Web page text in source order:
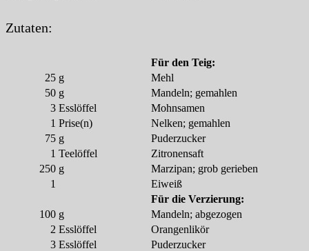
Zutaten:
Für den Teig:
25 g
Mehl
50 g
Mandeln; gemahlen
3 Esslöffel
Mohnsamen
1 Prise(n)
Nelken; gemahlen
75 g
Puderzucker
1 Teelöffel
Zitronensaft
250 g
Marzipan; grob gerieben
1
Eiweiß
Für die Verzierung:
100 g
Mandeln; abgezogen
2 Esslöffel
Orangenlikör
3 Esslöffel Puderzucker